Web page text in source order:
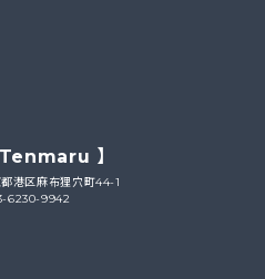
Tenmaru 】
港区麻布狸穴町44-1